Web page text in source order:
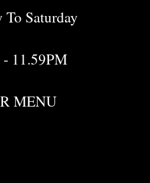
To Saturday
11.59PM
MENU